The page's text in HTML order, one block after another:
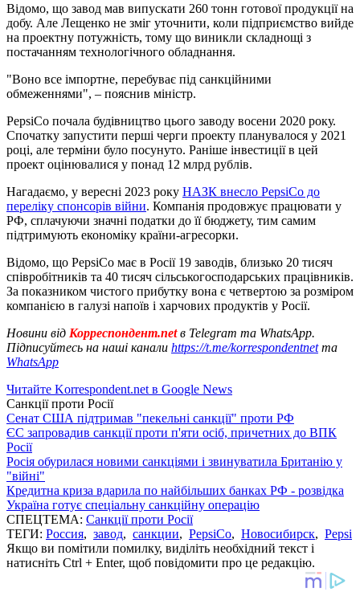
Відомо, що завод мав випускати 260 тонн готової продукції на
добу. Але Лещенко не зміг уточнити, коли підприємство вийде
на проектну потужність, тому що виникли складнощі з
постачанням технологічного обладнання.
"Воно все імпортне, перебуває під санкційними
обмеженнями", – пояснив міністр.
PepsiСо почала будівництво цього заводу восени 2020 року.
Спочатку запустити перші черги проекту планувалося у 2021
році, але терміни було посунуто. Раніше інвестиції в цей
проект оцінювалися у понад 12 млрд рублів.
Нагадаємо, у вересні 2023 року НАЗК внесло PepsiCo до
переліку спонсорів війни. Компанія продовжує працювати у
РФ, сплачуючи значні податки до її бюджету, тим самим
підтримують економіку країни-агресорки.
Відомо, що PepsiCo має в Росії 19 заводів, близько 20 тисяч
співробітників та 40 тисяч сільськогосподарських працівників.
За показником чистого прибутку вона є четвертою за розміром
компанією в галузі напоїв і харчових продуктів у Росії.
Новини від Корреспондент.netв Telegram та WhatsApp.
Підписуйтесь на наші канали https://t.me/korrespondentnetта
WhatsApp
Читайте Korrespondent.net в Google News
Санкції проти Росії
Сенат США підтримав "пекельні санкції" проти РФ
ЄС запровадив санкції проти п'яти осіб, причетних до ВПК
Росії
Росія обурилася новими санкціями і звинуватила Британію у
"війні"
Кредитна криза вдарила по найбільших банках РФ - розвідка
Україна готує спеціальну санкційну операцію
СПЕЦТЕМА: Санкції проти Росії
ТЕГИ: Россия, завод, санкции, PepsiCo, Новосибирск, Pepsi
Якщо ви помітили помилку, виділіть необхідний текст і
натисніть Ctrl + Enter, щоб повідомити про це редакцію.